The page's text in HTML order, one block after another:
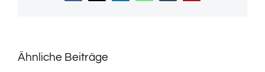
Ähnliche Beiträge